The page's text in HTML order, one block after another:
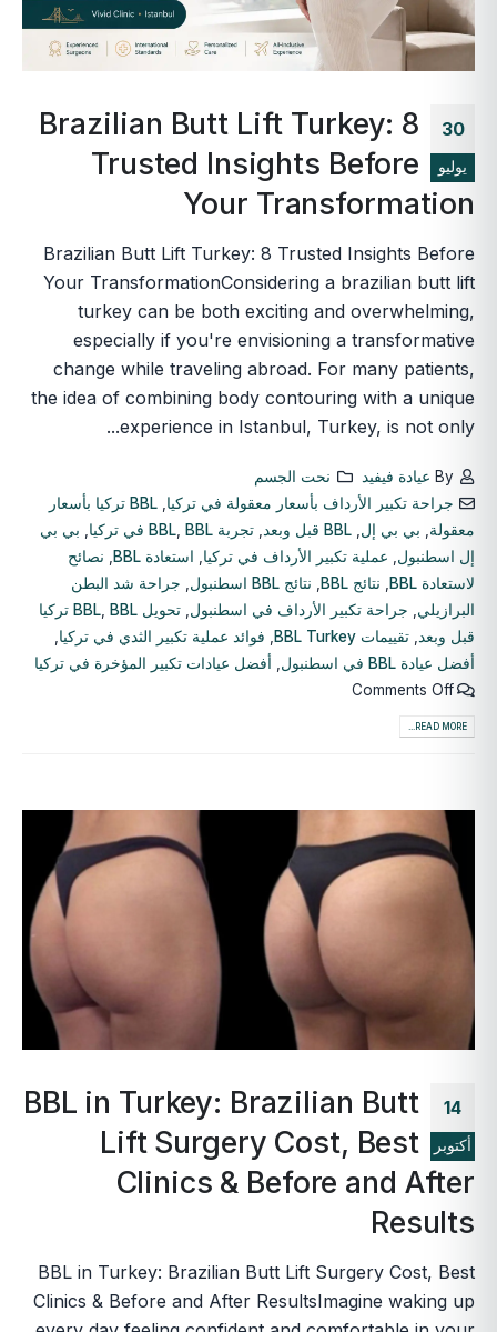
30
يوليو
Brazilian Butt Lift Turkey: 8
Trusted Insights Before
Your Transformation
Brazilian Butt Lift Turkey: 8 Trusted Insights Before
Your TransformationConsidering a brazilian butt lift
turkey can be both exciting and overwhelming,
especially if you're envisioning a transformative
change while traveling abroad. For many patients,
the idea of combining body contouring with a unique
experience in Istanbul, Turkey, is not only...
By عيادة فيفيد
نحت الجسم
جراحة تكبير الأرداف بأسعار معقولة في تركيا ,
BBL تركيا بأسعار
معقولة
بي بي إل BBL قبل وبعد تجربة BBL BBL في تركيا
بي بي
إل اسطنبول
عملية تكبير الأرداف في تركيا استعادة BBL
نصائح
لاستعادة BBL
نتائج BBL نتائج BBL اسطنبول
جراحة شد البطن
البرازيلي
جراحة تكبير الأرداف في اسطنبول تحويل BBL
BBL تركيا
قبل وبعد
تقييمات BBL Turkey فوائد عملية تكبير الثدي في تركيا
أفضل عيادة BBL في اسطنبول
أفضل عيادات تكبير المؤخرة في تركيا
Comments Off
READ MORE...
14
أكتوبر
BBL in Turkey: Brazilian Butt
Lift Surgery Cost, Best
Clinics & Before and After
Results
BBL in Turkey: Brazilian Butt Lift Surgery Cost, Best
Clinics & Before and After ResultsImagine waking up